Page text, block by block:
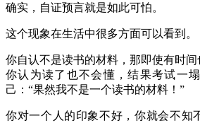
确实，自证预言就是如此可怕。
这个现象在生活中很多方面可以看到。
你自认不是读书的材料，那即使有时
你认为读了也不会懂，结果考试一
己：“果然我不是一个读书的材料！”
你对一个人的印象不好，你就会不知